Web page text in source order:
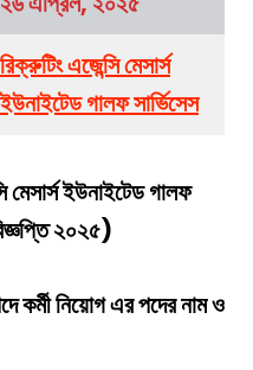
রিক্রুটিং এজেন্সি মেসার্স
ইউনাইটেড গালফ সার্ভিসেস
মেসার্স ইউনাইটেড গালফ
২০২৫)
কর্মী নিয়োগএর পদের নাম ও